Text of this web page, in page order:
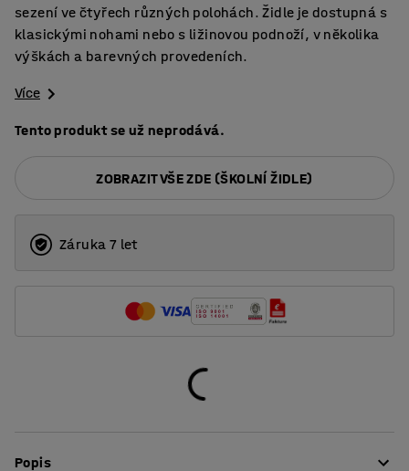
sezení ve čtyřech různých polohách. Židle je dostupná s
klasickými nohami nebo s ližinovou podnoží, v několika
výškách a barevných provedeních.
Více
Tento produkt se už neprodává.
ZOBRAZIT VŠE ZDE (ŠKOLNÍ ŽIDLE)
Záruka 7 let
Popis